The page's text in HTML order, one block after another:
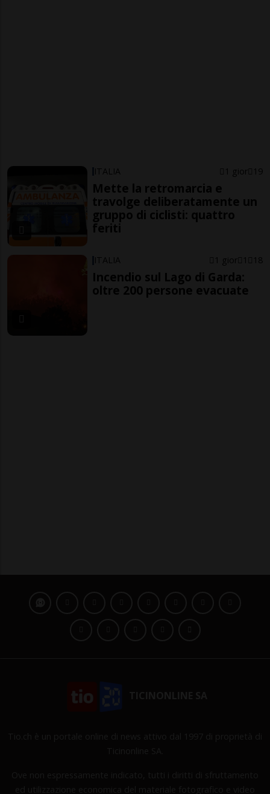
ITALIA 1 gior 19
Mette la retromarcia e
travolge deliberatamente un
gruppo di ciclisti: quattro
feriti
ITALIA 1 gior 1 18
Incendio sul Lago di Garda:
oltre 200 persone evacuate